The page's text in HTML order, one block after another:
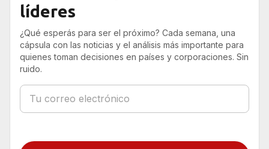
líderes
¿Qué esperás para ser el próximo? Cada semana, una
cápsula con las noticias y el análisis más importante para
quienes toman decisiones en países y corporaciones. Sin
ruido.